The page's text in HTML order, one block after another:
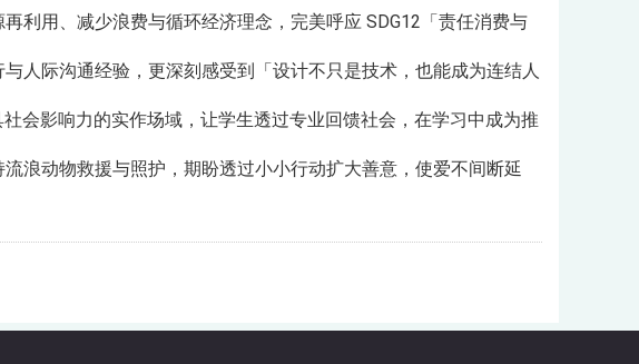
利用、减少浪费与循环经济理念，完美呼应 SDG12「责任消费与
人际沟通经验，更深刻感受到「设计不只是技术，也能成为连结人
会影响力的实作场域，让学生透过专业回馈社会，在学习中成为推
浪动物救援与照护，期盼透过小小行动扩大善意，使爱不间断延